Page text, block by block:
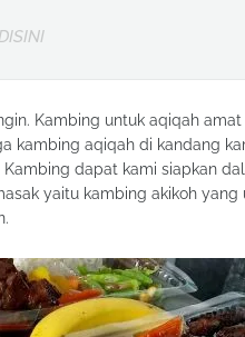
Kambing untuk aqiqah
kambing aqiqah di kandang
dapat kami siapkan
yaitu kambing akikoh yang